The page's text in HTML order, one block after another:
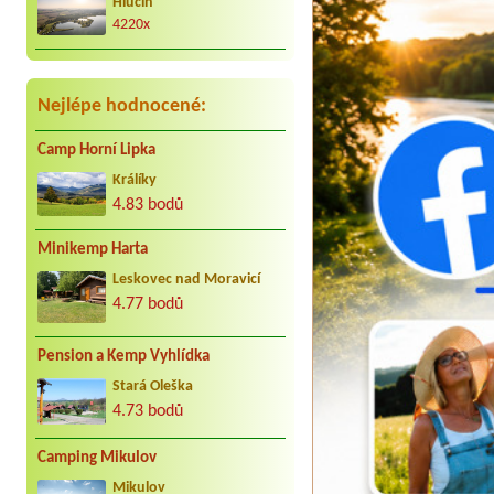
radostně. Děkujeme Vaculovi, Brno.
4220x
Nejlépe hodnocené:
Camp Horní Lipka
Králíky
4.83 bodů
Minikemp Harta
Leskovec nad Moravicí
4.77 bodů
Pension a Kemp Vyhlídka
Stará Oleška
4.73 bodů
Camping Mikulov
Mikulov